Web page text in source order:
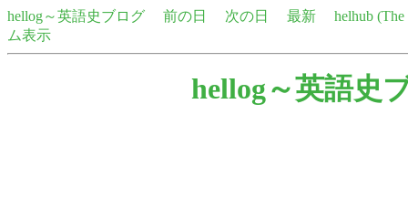
hellog～英語史ブログ 前の日 次の日 最新
helhub
ム表示
hellog～英語史